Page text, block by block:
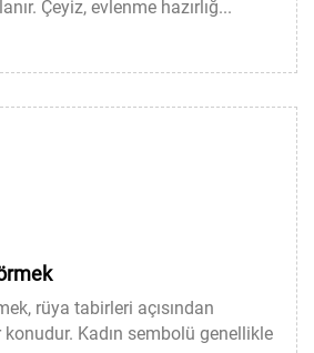
Çeyiz, evlenme hazırlığ...
rüya tabirleri açısından
Kadın sembolü genellikle